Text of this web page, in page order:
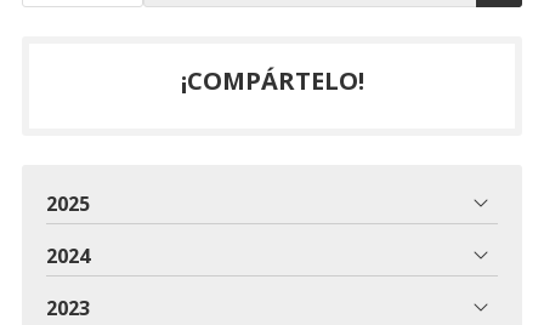
¡COMPÁRTELO!
2025
2024
2023